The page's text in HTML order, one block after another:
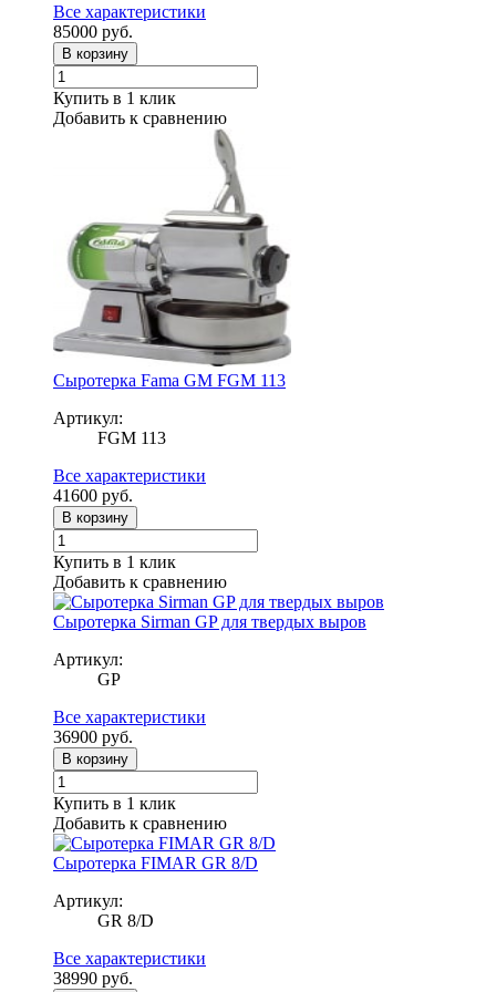
Все характеристики
85000 руб.
В корзину
Купить в 1 клик
Добавить к сравнению
Сыротерка Fama GM FGM 113
Артикул:
FGM 113
Все характеристики
41600 руб.
В корзину
Купить в 1 клик
Добавить к сравнению
Сыротерка Sirman GP для твердых выров
Артикул:
GP
Все характеристики
36900 руб.
В корзину
Купить в 1 клик
Добавить к сравнению
Сыротерка FIMAR GR 8/D
Артикул:
GR 8/D
Все характеристики
38990 руб.